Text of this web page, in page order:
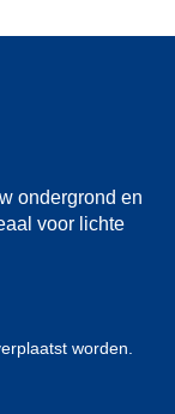
ondergrond en
voor lichte
worden.